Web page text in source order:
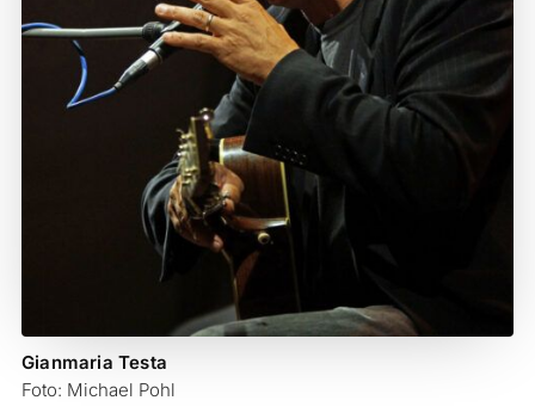
Gianmaria Testa
Foto: Michael Pohl